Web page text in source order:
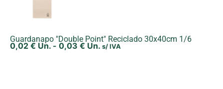
Guardanapo "Double Point" Reciclado 30x40cm 1/6
0,02 € Un. - 0,03 € Un. s/ IVA